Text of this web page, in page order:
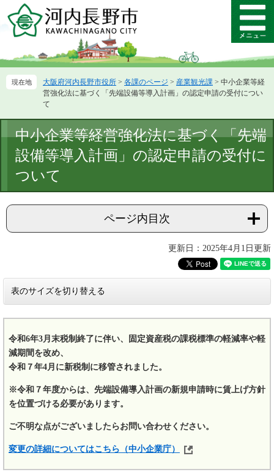
ー
先
ニ
を
本
文
メ
ニ
ー
大阪府河内長野市役所 > 各課のページ > 産業観光課 > 中小企業等経
営強化法に基づく「先端設備等導入計画」の認定申請の受付につい
て
文
中小企業等経営強化法に基づく「先端
設備等導入計画」の認定申請の受付に
ついて
ページ内目次
更新日：2025年4月1日更新
表のサイズを切り替える
令和6年3月末税制終了に伴い、固定資産税の課税標準の軽減率や軽
減期間を改め、
令和７年4月に新税制に移管されました。
※令和７年度からは、先端設備導入計画の新規申請時に賃上げ方針
を位置づける必要があります。
ご不明な点がございましたらお問い合わせください。
変更の詳細についてはこちら（中小企業庁）